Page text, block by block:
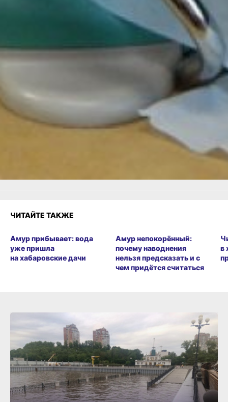
за людьми старше 80 лет
и инвалидами
или
Яндекс.Дзен
Огонь!
Супер
1
ЧИТАЙТЕ ТАКЖЕ
Амур прибывает: вода
уже пришла
на хабаровские дачи
Амур непокорённый:
почему наводнения
нельзя предсказать и с
чем придётся считаться
в